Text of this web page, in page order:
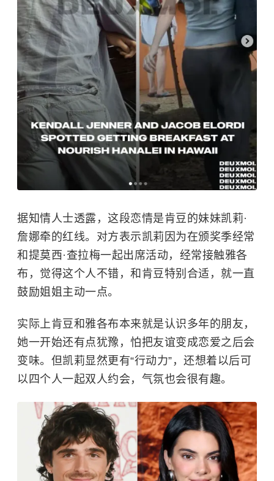
据知情人士透露，这段恋情是肯豆的妹妹凯莉·
詹娜牵的红线。对方表示凯莉因为在颁奖季经常
和 提莫西·查拉梅一起出席活动，经常接触雅各
布，觉得这个人不错，和肯豆特别合适，就一直
鼓励姐姐主动一点。
实际上肯豆和雅各布本来就是认识多年的朋友，
她一开始还有点犹豫，怕把友谊变成恋爱之后会
变味。但凯莉显然更有“行动力”，还想着以后可
以四个人一起双人约会，气氛也会很有趣。